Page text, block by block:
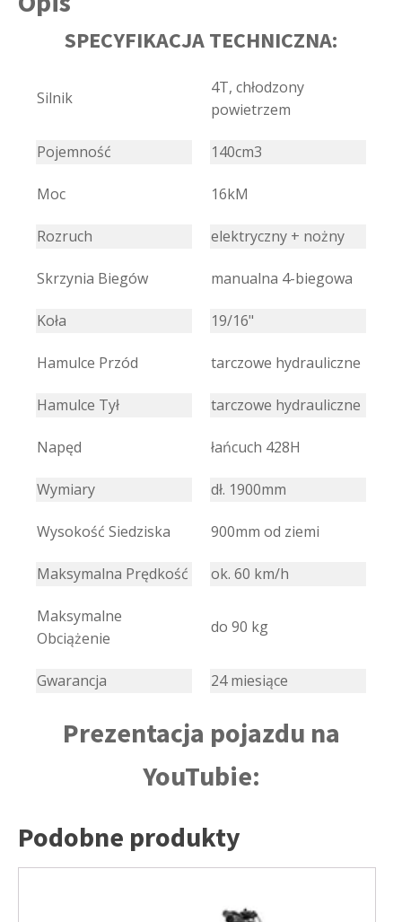
MANUALNA
POMARAŃCZOWY
SPECYFIKACJA TECHNICZNA:
Silnik
4T, chłodzony
powietrzem
Pojemność 140cm3
Moc 16kM
Rozruch elektryczny + nożny
Skrzynia Biegów manualna 4-biegowa
Koła 19/16"
Hamulce Przód tarczowe hydrauliczne
Hamulce Tył tarczowe hydrauliczne
Napęd łańcuch 428H
Wymiary dł. 1900mm
Wysokość Siedziska 900mm od ziemi
Maksymalna Prędkość ok. 60 km/h
Maksymalne
Obciążenie
do 90 kg
Gwarancja 24 miesiące
Prezentacja pojazdu na
YouTubie:
Podobne produkty